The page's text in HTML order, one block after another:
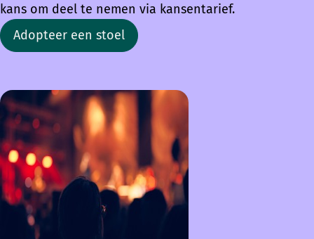
kans om deel te nemen via kansentarief.
Adopteer een stoel